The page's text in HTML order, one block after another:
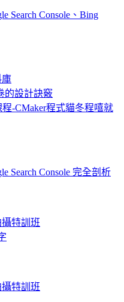
Search Console、Bing
庫
的設計訣竅
-CMaker程式貓冬程嘻就
Search Console 完全剖析
特訓班
特訓班